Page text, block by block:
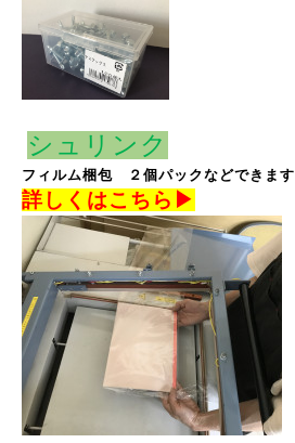
シュリンク
フィルム梱包 ２個パックなどできます
詳しくはこちら▶